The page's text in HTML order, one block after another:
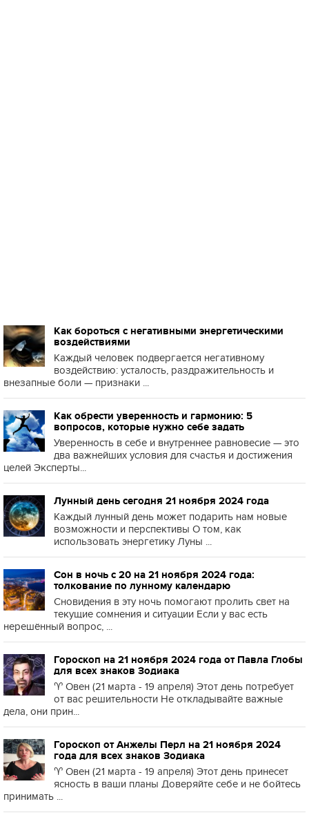
Как бороться с негативными энергетическими
воздействиями
Каждый человек подвергается негативному
воздействию: усталость, раздражительность и
внезапные боли — признаки ...
Как обрести уверенность и гармонию: 5
вопросов, которые нужно себе задать
Уверенность в себе и внутреннее равновесие — это
два важнейших условия для счастья и достижения
целей Эксперты...
Лунный день сегодня 21 ноября 2024 года
Каждый лунный день может подарить нам новые
возможности и перспективы О том, как
использовать энергетику Луны ...
Сон в ночь с 20 на 21 ноября 2024 года:
толкование по лунному календарю
Сновидения в эту ночь помогают пролить свет на
текущие сомнения и ситуации Если у вас есть
нерешённый вопрос, ...
Гороскоп на 21 ноября 2024 года от Павла Глобы
для всех знаков Зодиака
♈️ Овен (21 марта - 19 апреля) Этот день потребует
от вас решительности Не откладывайте важные
дела, они прин...
Гороскоп от Анжелы Перл на 21 ноября 2024
года для всех знаков Зодиака
♈️ Овен (21 марта - 19 апреля) Этот день принесет
ясность в ваши планы Доверяйте себе и не бойтесь
принимать ...